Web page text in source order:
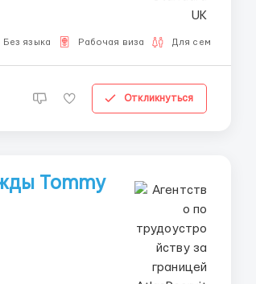
Без языка Рабочая виза Для семейных пар
Откликнуться
Tommy